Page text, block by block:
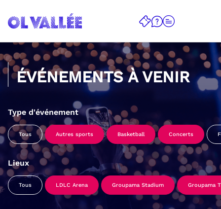
ÉVÉNEMENTS À VENIR
Type d'événement
Tous Autres sports Basketball Concerts
Lieux
Tous LDLC Arena Groupama Stadium Groupama